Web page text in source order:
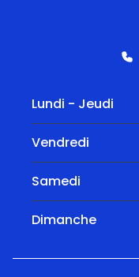
Lundi - Jeudi
Vendredi
Samedi
Dimanche